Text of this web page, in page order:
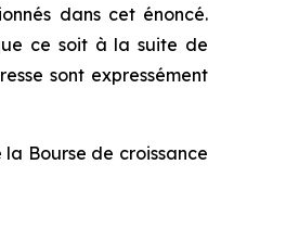
dans cet énoncé.
ce soit à la suite de
sont expressément
Bourse de croissance